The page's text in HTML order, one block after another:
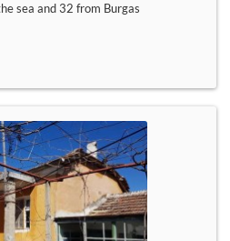
sea and 32 from Burgas